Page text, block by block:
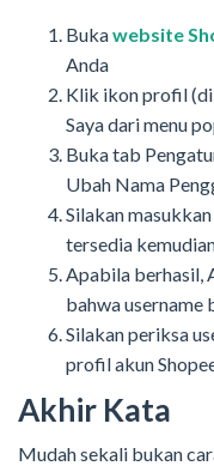
Bukawebsite
Anda
Klik ikon profil (di
Saya dari menu
Buka tab
Ubah Nama
Silakan
tersedia
Apabila berhasil,
bahwa username
Silakan periksa
profil akun
Akhir Kata
Mudah sekali bukan